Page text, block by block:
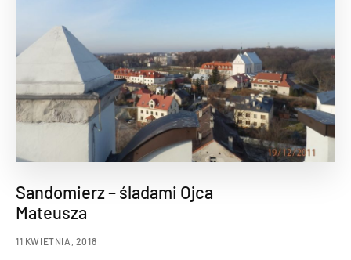
Sandomierz – śladami Ojca
Mateusza
11 KWIETNIA, 2018